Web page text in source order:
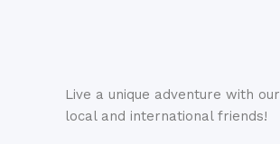
Live a unique adventure with our
local and international friends!